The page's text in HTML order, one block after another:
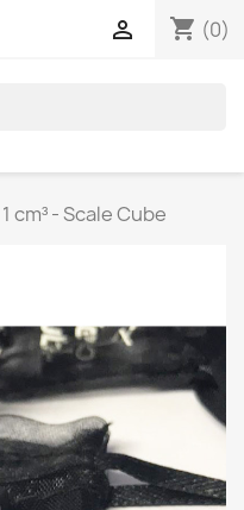
shopping_cart (0)

cm³ - Scale Cube